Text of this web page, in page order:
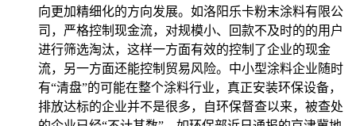
向更加精细化的方向发展。如洛阳乐卡粉末涂料有限公
司，严格控制现金流，对规模小、回款不及时的的用户
进行筛选淘汰，这样一方面有效的控制了企业的现金
流，另一方面还能控制贸易风险。中小型涂料企业随时
有“清盘”的可能在整个涂料行业，真正安装环保设备，
排放达标的企业并不是很多，自环保督查以来，被查处